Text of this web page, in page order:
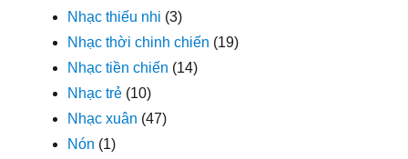
Nhạc thiếu nhi (3)
Nhạc thời chinh chiến (19)
Nhạc tiền chiến (14)
Nhạc trẻ (10)
Nhạc xuân (47)
Nón (1)